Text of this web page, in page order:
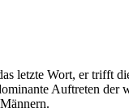
letzte Wort, er trifft
Auftreten der